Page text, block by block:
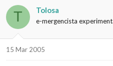
T Tolosa
e-mergencista
15 Mar 2005